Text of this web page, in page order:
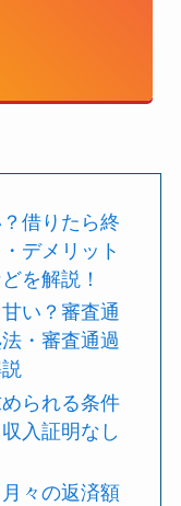
借りたら終
デメリット
を解説！
い？審査通
・審査通過
られる条件
入証明なし
々の返済額